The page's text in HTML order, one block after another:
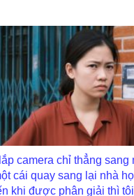
camera chỉ thẳng sang
cái quay sang lại nhà
khi được phân giải thì